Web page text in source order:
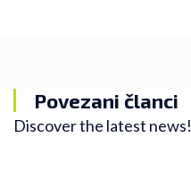
Povezani članci
Discover the latest news!